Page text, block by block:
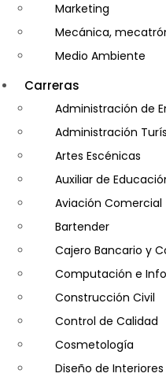
Marketing
Mecánica,
Medio Ambiente
Minería e
Salud y Psicología
Seguridad
Carreras
Administración de
Administración
Artes Escénicas
Auxiliar de
Aviación Comercial
Bartender
Cajero Bancario y
Computación e
Construcción Civil
Control de Calidad
Cosmetología
Diseño de Interiores